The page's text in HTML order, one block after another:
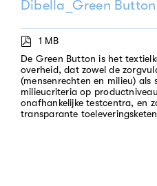
Dibella_Green Button
1 MB
De Green Button is het
overheid, dat zowel de
(mensenrechten en milieu) als
milieucriteria op
onafhankelijke testcentra, en
transparante